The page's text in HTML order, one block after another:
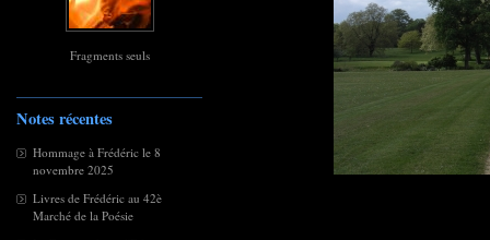
Fragments seuls
Notes récentes
Hommage à Frédéric le 8
novembre 2025
Livres de Frédéric au 42è
Marché de la Poésie